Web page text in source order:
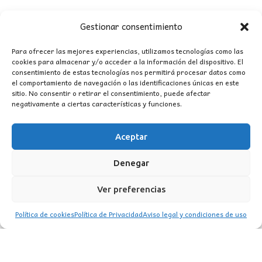
Gestionar consentimiento
Para ofrecer las mejores experiencias, utilizamos tecnologías como las
cookies para almacenar y/o acceder a la información del dispositivo. El
consentimiento de estas tecnologías nos permitirá procesar datos como
el comportamiento de navegación o las identificaciones únicas en este
sitio. No consentir o retirar el consentimiento, puede afectar
negativamente a ciertas características y funciones.
Aceptar
Denegar
Ver preferencias
Política de cookiesPolítica de PrivacidadAviso legal y condiciones de uso
CONTACTO
MI CUENTA